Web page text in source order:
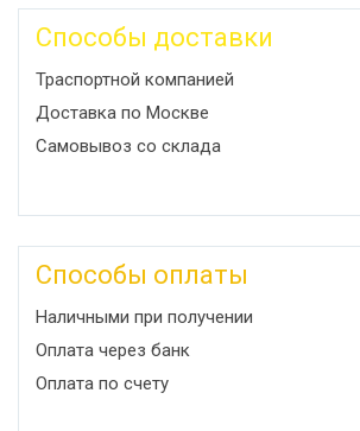
Способы доставки
Траспортной компанией
Доставка по Москве
Самовывоз со склада
Способы оплаты
Наличными при получении
Оплата через банк
Оплата по счету